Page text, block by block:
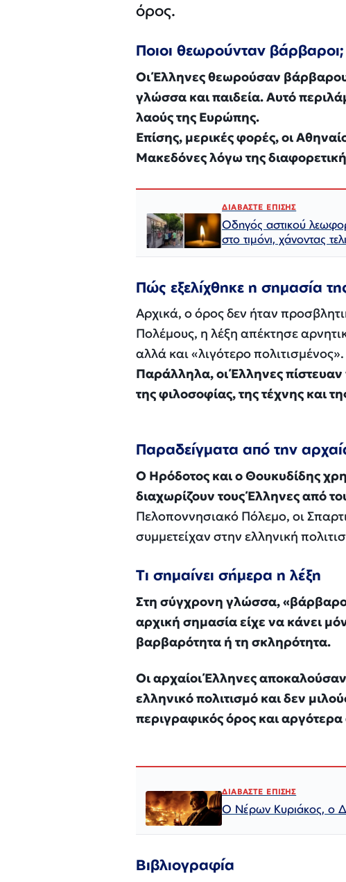
όρος.
Ποιοι θεωρούνταν βάρβαροι;
Οι Έλληνες θεωρούσαν
γλώσσα και παιδεία. Αυτό
λαούς της Ευρώπης.
Επίσης, μερικές φορές, οι
Μακεδόνες λόγω της
ΔΙΑΒΑΣΤΕ ΕΠΙΣΗΣ
Οδηγός αστικού
στο τιμόνι, χάνοντας
Πώς εξελίχθηκε η σημασία
Αρχικά, ο όρος δεν ήταν
Πολέμους, η λέξη απέκτησε
αλλά και «λιγότερο πολιτισμένος».
Παράλληλα, οι Έλληνες
της φιλοσοφίας, της τέχνης και
Παραδείγματα από την
Ο Ηρόδοτος και ο Θουκυδίδης
διαχωρίζουν τους Έλληνες από
Πελοποννησιακό Πόλεμο, οι
συμμετείχαν στην ελληνική
Τι σημαίνει σήμερα η λέξη
Στη σύγχρονη γλώσσα,
αρχική σημασία είχε να κάνει
βαρβαρότητα ή τη σκληρότητα.
Οι αρχαίοι Έλληνες
ελληνικό πολιτισμό και δεν
περιγραφικός όρος και
ΔΙΑΒΑΣΤΕ ΕΠΙΣΗΣ
Ο Νέρων Κυριάκος, o
Βιβλιογραφία